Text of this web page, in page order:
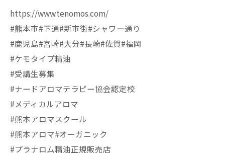
https://www.tenomos.com/
#熊本市#下通#新市街#シャワー通り
#鹿児島#宮崎#大分#長崎#佐賀#福岡
#ケモタイプ精油
#受講生募集
#ナードアロマテラピー協会認定校
#メディカルアロマ
#熊本アロマスクール
#熊本アロマ#オーガニック
#プラナロム精油正規販売店